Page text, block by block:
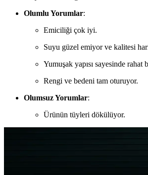
Olumlu Yorumlar:
Emiciliği çok iyi.
Suyu güzel emiyor ve kalitesi
Yumuşak yapısı sayesinde rahat
Rengi ve bedeni tam oturuyor.
Olumsuz Yorumlar:
Ürünün tüyleri dökülüyor.